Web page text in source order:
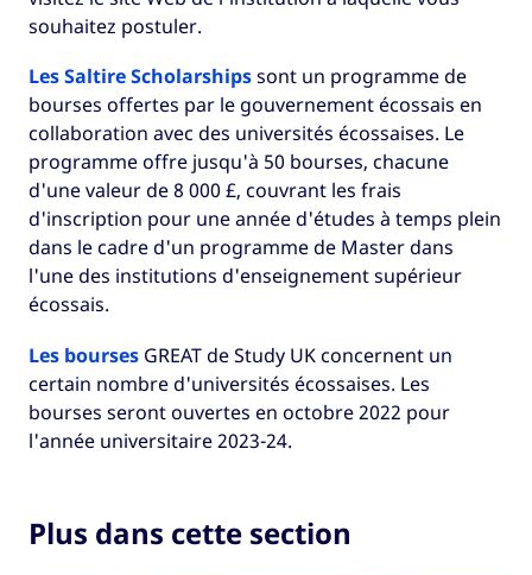
souhaitez postuler.
Les Saltire Scholarshipssont un programme de
bourses offertes par le gouvernement écossais en
collaboration avec des universités écossaises. Le
programme offre jusqu'à 50 bourses, chacune
d'une valeur de 8 000 £, couvrant les frais
d'inscription pour une année d'études à temps plein
dans le cadre d'un programme de Master dans
l'une des institutions d'enseignement supérieur
écossais.
Les bourses GREAT de Study UK concernent un
certain nombre d'universités écossaises. Les
bourses seront ouvertes en octobre 2022 pour
l'année universitaire 2023-24.
Plus dans cette section